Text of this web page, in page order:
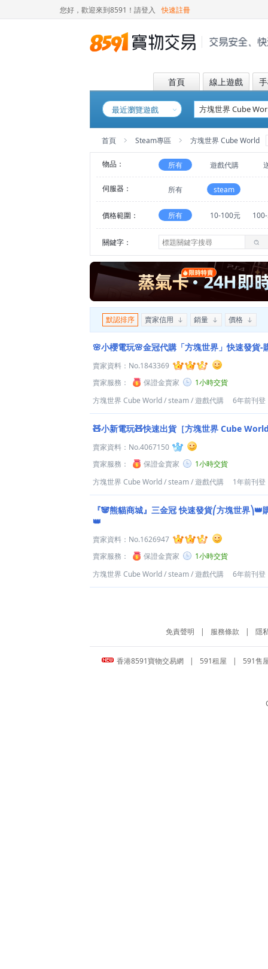
您好，歡迎來到8591！ 請登入 快速註冊
首頁 線上遊戲
最近瀏覽遊戲
首頁 Steam專區 方塊世界 Cube World
物品： 所有 遊戲代購
伺服器： 所有 steam
價格範圍： 所有 10-100元
關鍵字：
默認排序 賣家信用 銷量 價格
🌸小櫻電玩🌸金冠代購「方塊世界」快速發貨-
賣家資料： No.1843369
賣家服務：
保證金賣家
1小時交貨
方塊世界 Cube World/steam/遊戲代購 6年前刊登
🧸小新電玩🧸快速出貨［方塊世界 Cube
賣家資料： No.4067150
賣家服務：
保證金賣家
1小時交貨
方塊世界 Cube World/steam/遊戲代購 1年前刊登
『🐼熊貓商城』三金冠 快速發貨⎛方塊世界⎞👑
👑
賣家資料： No.1626947
賣家服務：
保證金賣家
1小時交貨
方塊世界 Cube World/steam/遊戲代購 6年前刊登
免責聲明 | 服務條款 | 隱
香港8591寶物交易網 | 591租屋 | 591售